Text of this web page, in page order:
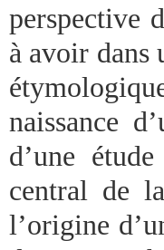
perspective
à avoir dans
naissance
d’une
central de
l’origine